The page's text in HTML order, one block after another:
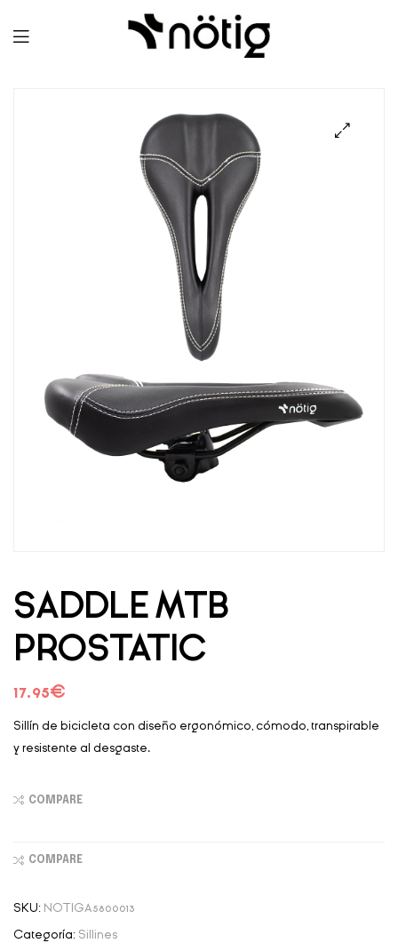
SADDLE MTB
PROSTATIC
17.95€
Sillín de bicicleta con diseño ergonómico, cómodo, transpirable
y resistente al desgaste.
COMPARE
COMPARE
SKU: NOTIGA5800013
Categoría: Sillines